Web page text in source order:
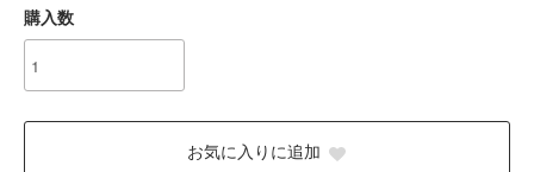
購入数
お気に入りに追加